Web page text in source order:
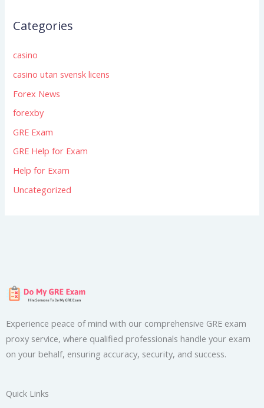
Categories
casino
casino utan svensk licens
Forex News
forexby
GRE Exam
GRE Help for Exam
Help for Exam
Uncategorized
Experience peace of mind with our comprehensive GRE exam
proxy service, where qualified professionals handle your exam
on your behalf, ensuring accuracy, security, and success.
Quick Links